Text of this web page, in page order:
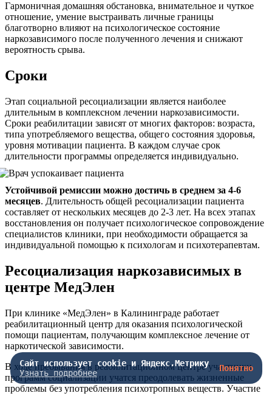
Гармоничная домашняя обстановка, внимательное и чуткое
отношение, умение выстраивать личные границы
благотворно влияют на психологическое состояние
наркозависимого после полученного лечения и снижают
вероятность срыва.
Сроки
Этап социальной ресоциализации является наиболее
длительным в комплексном лечении наркозависимости.
Сроки реабилитации зависят от многих факторов: возраста,
типа употребляемого вещества, общего состояния здоровья,
уровня мотивации пациента. В каждом случае срок
длительности программы определяется индивидуально.
Устойчивой ремиссии можно достичь в среднем за 4-6
месяцев. Длительность общей ресоциализации пациента
составляет от нескольких месяцев до 2-3 лет. На всех этапах
восстановления он получает психологическое сопровождение
специалистов клиники, при необходимости обращается за
индивидуальной помощью к психологам и психотерапевтам.
Ресоциализация наркозависимых в
центре МедЭлен
При клинике «МедЭлен» в Калининграде работает
реабилитационный центр для оказания психологической
помощи пациентам, получающим комплексное лечение от
наркотической зависимости.
В ходе пребывания в реабилитационном центре участники
программ социализации учатся преодолевать жизненные
проблемы без употребления психотропных веществ. Участие
Сайт использует cookie и Яндекс.Метрику
Узнать подробнее
Понятно